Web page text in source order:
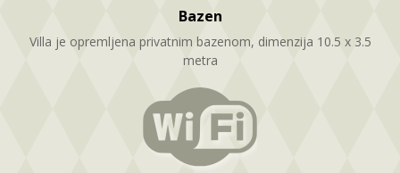
Bazen
Villa je opremljena privatnim bazenom, dimenzija 10.5 x 3.5
metra